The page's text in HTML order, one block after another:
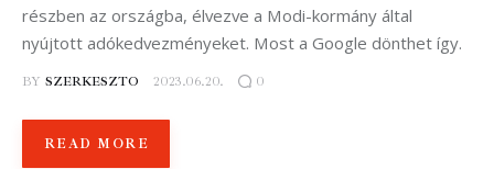
részben az országba, élvezve a Modi-kormány által
nyújtott adókedvezményeket. Most a Google dönthet így.
BY SZERKESZTO 2023.06.20. 0
READ MORE